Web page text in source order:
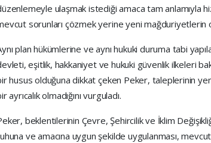
ulaşmak istediği amaca tam anlamıyla
sorunları çözmek yerine yeni mağduriyetlerin
plan hükümlerine ve aynı hukuki duruma tabi
eşitlik, hakkaniyet ve hukuki güvenlik ilkeleri
husus olduğuna dikkat çeken Peker, taleplerinin
ayrıcalık olmadığını vurguladı.
beklentilerinin Çevre, Şehircilik ve İklim
ve amacına uygun şekilde uygulanması,